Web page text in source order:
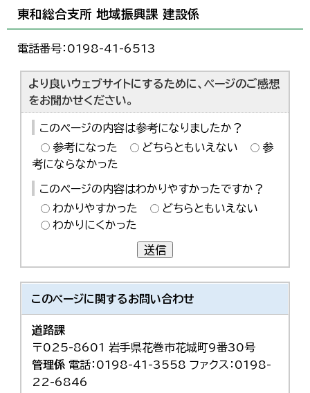
繁體中文
東和総合支所 地域振興課 建設係
電話番号：0198-41-6513
より良いウェブサイトにするために、ページのご感想
をお聞かせください。
このページの内容は参考になりましたか？
参考になった
どちらともいえない
参
考にならなかった
このページの内容はわかりやすかったですか？
わかりやすかった
どちらともいえない
わかりにくかった
送信
このページに関するお問い合わせ
道路課
〒025-8601 岩手県花巻市花城町9番30号
管理係 電話：0198-41-3558 ファクス：0198-
22-6846